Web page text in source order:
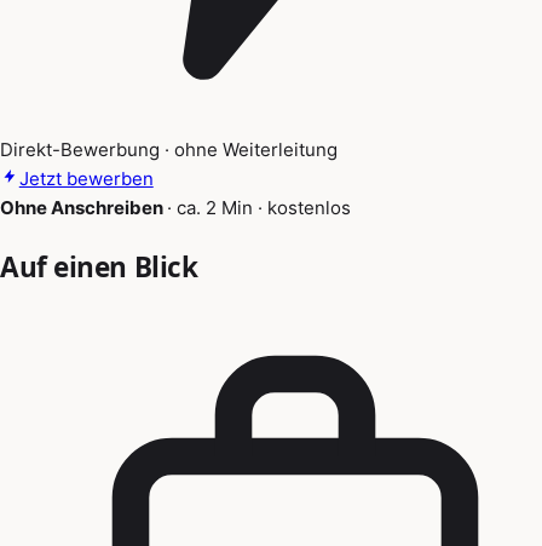
Direkt-Bewerbung · ohne Weiterleitung
Jetzt bewerben
Ohne Anschreiben · ca. 2 Min · kostenlos
Auf einen Blick